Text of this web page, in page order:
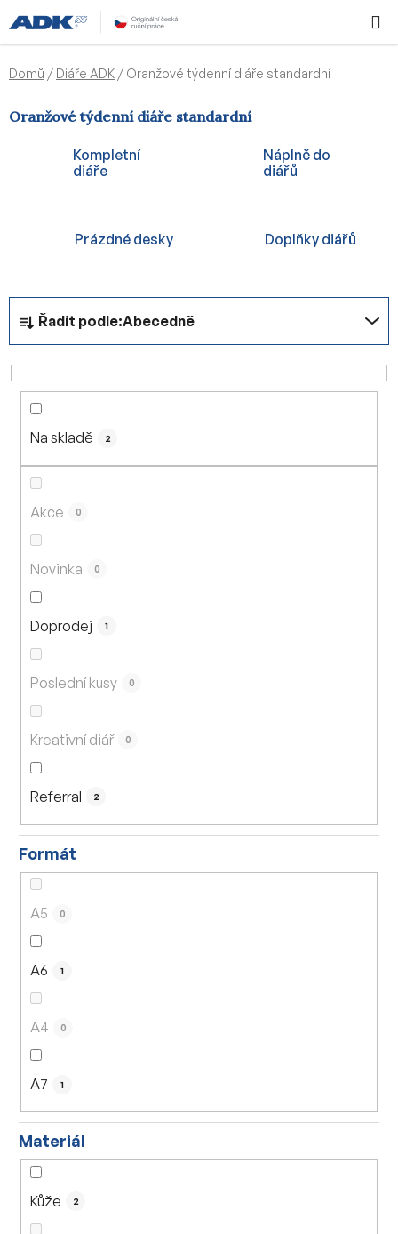
na
obsah
KOŠÍK
Domů / Diáře ADK / Oranžové týdenní diáře standardní
Oranžové týdenní diáře standardní
Kompletní
diáře
Náplně do
diářů
Prázdné desky Doplňky diářů
Ř
z
e
n
Řadit podle:Abecedně
Na skladě 2
Akce 0
Novinka 0
Doprodej 1
Poslední kusy 0
Kreativní diář 0
Referral 2
Formát
A5 0
A6 1
A4 0
A7 1
Materiál
Kůže 2